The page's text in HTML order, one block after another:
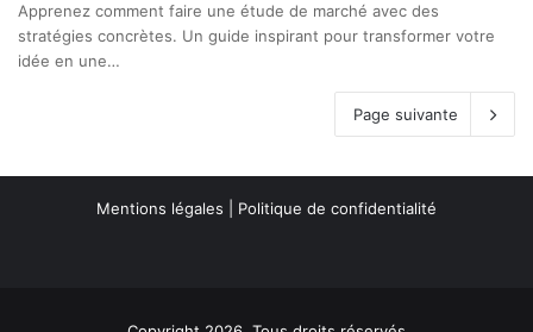
Apprenez comment faire une étude de marché avec des
stratégies concrètes. Un guide inspirant pour transformer votre
idée en une…
Page suivante
Mentions légales Politique de confidentialité